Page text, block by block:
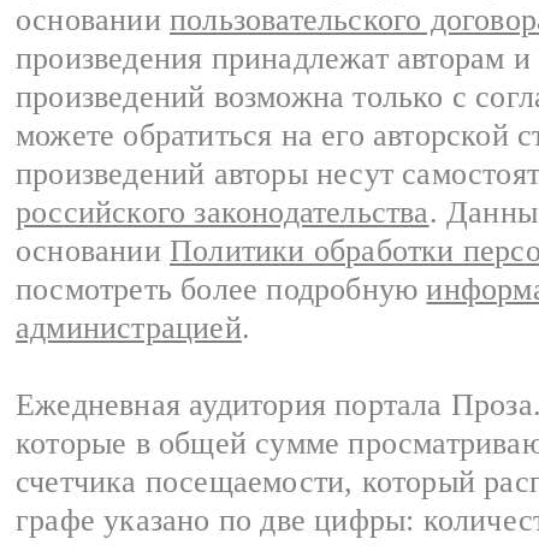
основании пользовательского
произведения принадлежат авторам
произведений возможна только с
можете обратиться на его авторской
произведений авторы несут
российского законодательства.
основании Политики обработки
посмотреть более подробную
администрацией.
Ежедневная аудитория портала
которые в общей сумме
счетчика посещаемости, который
графе указано по две цифры: